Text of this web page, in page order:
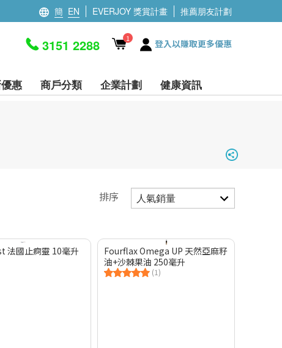
簡 EN EVERJOY 獎賞計畫 推薦朋友計劃
3151 2288 1 登入以賺取更多優惠
惠 商戶分類 企業計劃 健康資訊
排序
法國止痾靈 10毫升
Fourflax Omega UP 天然亞麻籽
油+沙棘果油 250毫升
(1)